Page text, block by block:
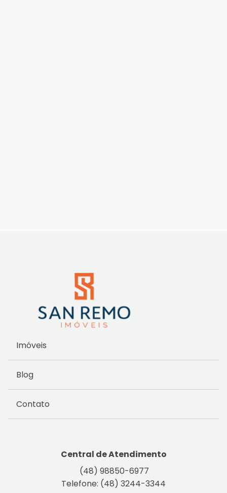
Imóveis
Blog
Contato
Central de Atendimento
(48) 98850-6977
Telefone: (48) 3244-3344